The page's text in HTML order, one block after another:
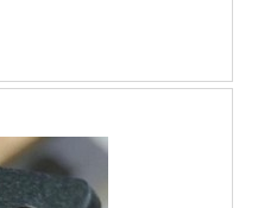
a laser preço
profissionais
Metalúrgica o
DE
JUSTO E